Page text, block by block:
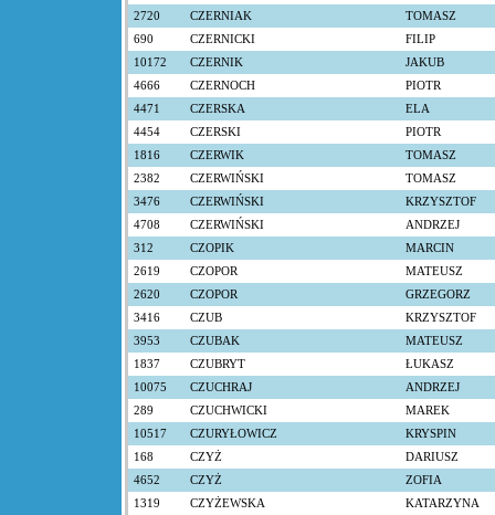
2720
CZERNIAK
TOMASZ
690
CZERNICKI
FILIP
10172
CZERNIK
JAKUB
4666
CZERNOCH
PIOTR
4471
CZERSKA
ELA
4454
CZERSKI
PIOTR
1816
CZERWIK
TOMASZ
2382
CZERWIŃSKI
TOMASZ
3476
CZERWIŃSKI
KRZYSZTOF
4708
CZERWIŃSKI
ANDRZEJ
312
CZOPIK
MARCIN
2619
CZOPOR
MATEUSZ
2620
CZOPOR
GRZEGORZ
3416
CZUB
KRZYSZTOF
3953
CZUBAK
MATEUSZ
1837
CZUBRYT
ŁUKASZ
10075
CZUCHRAJ
ANDRZEJ
289
CZUCHWICKI
MAREK
10517
CZURYŁOWICZ
KRYSPIN
168
CZYŻ
DARIUSZ
4652
CZYŻ
ZOFIA
1319
CZYŻEWSKA
KATARZYNA